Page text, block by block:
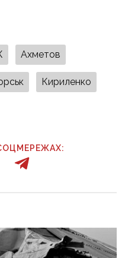
Ахметов
Кириленко